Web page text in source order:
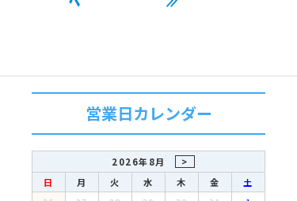
Information
お気軽にお問い合わせください
営業日カレンダー